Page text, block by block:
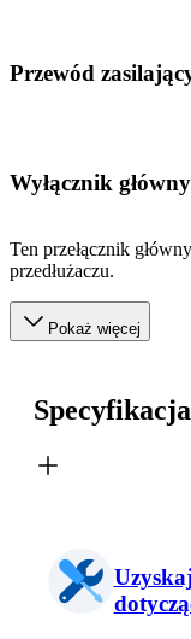
Przewód
Wyłącznik główny
Ten przełącznik
przedłużaczu.
Pokaż więcej